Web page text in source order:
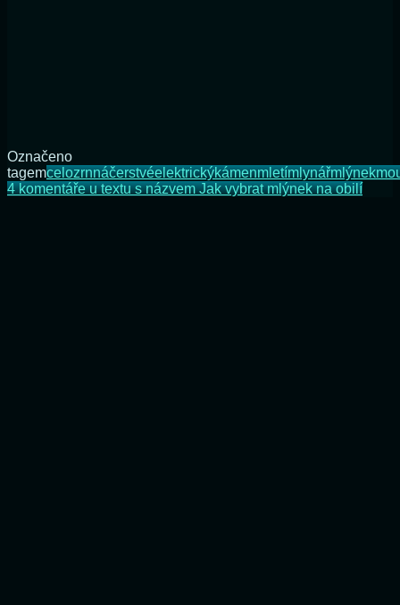
Označeno
tagemcelozrnnáčerstvéelektrickýkámenmletímlynářmlýnek
4 komentářeu textu s názvem Jak vybrat mlýnek na obilí